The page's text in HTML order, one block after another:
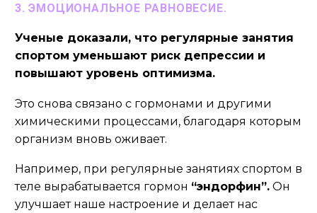
3. ЭМОЦИОНАЛЬНОЕ РАВНОВЕСИЕ.
Ученые доказали, что регулярные занятия
спортом уменьшают риск депрессии и
повышают уровень оптимизма.
Это снова связано с гормонами и другими
химическими процессами, благодаря которым
организм вновь оживает.
Например, при регулярные занятиях спортом в
теле вырабатывается гормон “эндорфин”. Он
улучшает наше настроение и делает нас